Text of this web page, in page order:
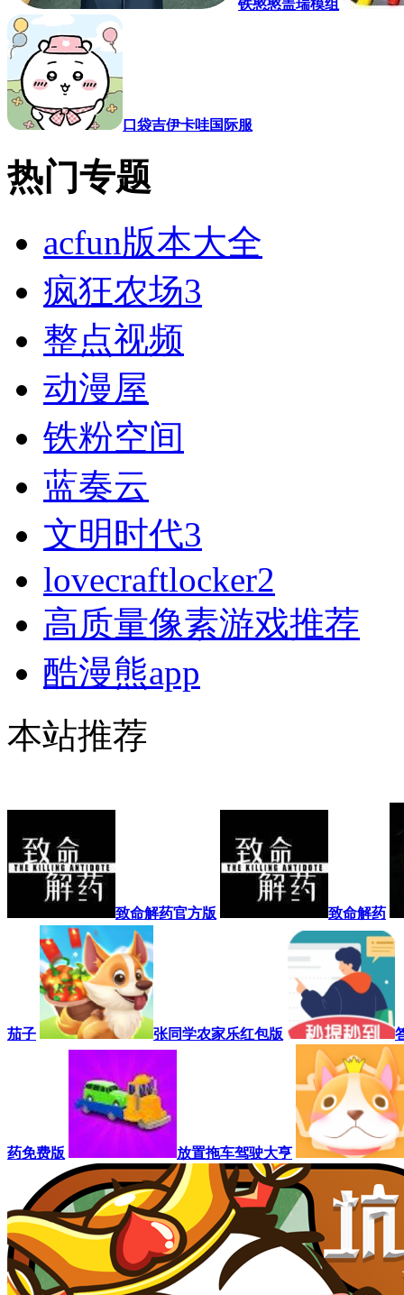
铁憨憨盖瑞模组
口袋吉伊卡哇国际服
热门专题
acfun版本大全
疯狂农场3
整点视频
动漫屋
铁粉空间
蓝奏云
文明时代3
lovecraftlocker2
高质量像素游戏推荐
酷漫熊app
本站推荐
致命解药官方版 致命解药
茄子 张同学农家乐红包版
药免费版 放置拖车驾驶大亨